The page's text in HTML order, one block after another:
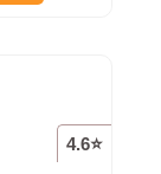
4.6⭐